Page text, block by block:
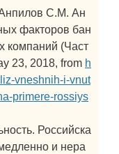
С.М. Ан
факторов бан
компаний (Част
23, 2018, from h
vneshnih-i-vnut
primere-rossiys
Российска
и нера